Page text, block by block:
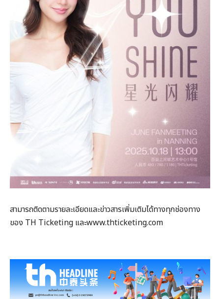
สามารถติดตามรายละเอียดและข่าวสารเพิ่มเติมได้ทางทุกช่องทาง
ของ TH Ticketing และwww.thticketing.com